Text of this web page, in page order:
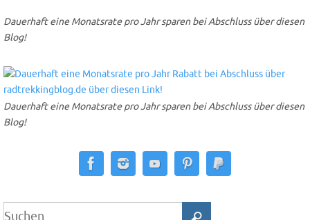
Dauerhaft eine Monatsrate pro Jahr sparen bei Abschluss über diesen
Blog!
Dauerhaft eine Monatsrate pro Jahr sparen bei Abschluss über diesen
Blog!